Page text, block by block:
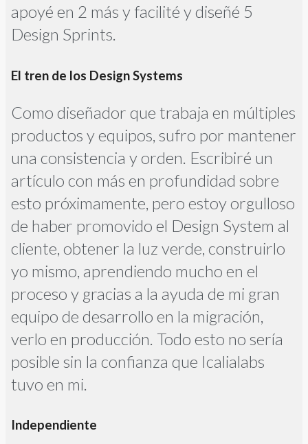
apoyé en 2 más y facilité y diseñé 5
Design Sprints.
El tren de los Design Systems
Como diseñador que trabaja en múltiples
productos y equipos, sufro por mantener
una consistencia y orden. Escribiré un
artículo con más en profundidad sobre
esto próximamente, pero estoy orgulloso
de haber promovido el Design System al
cliente, obtener la luz verde, construirlo
yo mismo, aprendiendo mucho en el
proceso y gracias a la ayuda de mi gran
equipo de desarrollo en la migración,
verlo en producción. Todo esto no sería
posible sin la confianza que Icalialabs
tuvo en mi.
Independiente